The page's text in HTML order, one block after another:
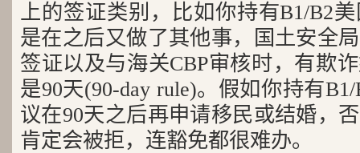
上的签证类别，比如你持有B1/B2
是在之后又做了其他事，国土安全
签证以及与海关CBP审核时，有欺
是90天(90-day rule)。假如你持有
议在90天之后再申请移民或结婚，
肯定会被拒，连豁免都很难办。